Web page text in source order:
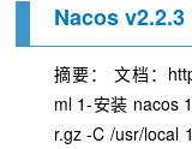
Nacos v2.2.3
摘要： 文档：
ml 1-安装 nacos
r.gz -C /usr/local